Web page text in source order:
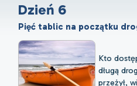
Dzień 6
Pięć tablic na początku
Kto
długą
przeżył,